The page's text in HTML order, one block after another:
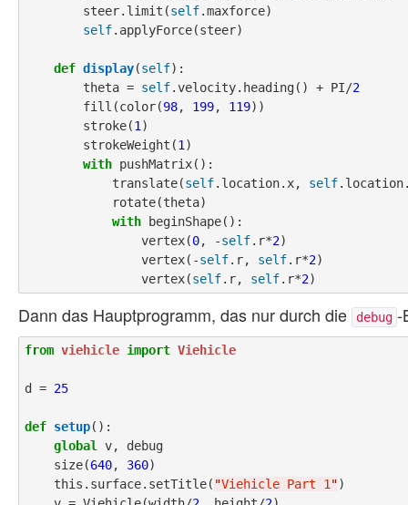
        steer.limit(
self.maxforce)
self.applyForce(steer)
def display(self):
        theta =
self.velocity.heading() + PI/2
        fill(color(
98, 199, 119))
        stroke(
1 )
        strokeWeight(
1 )
with pushMatrix():
            translate(
self.location.x, self
with beginShape():
                vertex(
0, -self.r*2)
                vertex(-
self.r, self.r*2)
                vertex(
self.r, self.r*2
Dann das Hauptprogramm, das nur durch die debug -
from viehicle import Viehicle
d = 25
def setup():
global
v, debug
    size(
640, 360)
    this.surface.setTitle(
"Viehicle Part 1 ")